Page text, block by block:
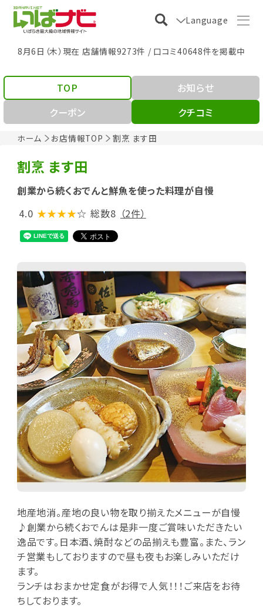
Language
8月6日（木）現在 店舗情報9273件 / 口コミ40648件を掲載中
ホーム お店情報TOP 割烹 ます田
TOP
お知らせ
クーポン
クチコミ
割烹 ます田
創業から続くおでんと鮮魚を使った料理が自慢
4.0 ★★★★☆ 総数8 （2件）
地産地消。産地の良い物を取り揃えたメニューが自慢
♪創業から続くおでんは是非一度ご賞味いただきたい
逸品です。日本酒、焼酎などの品揃えも豊富。また、ラン
チ営業もしておりますので昼も夜もお楽しみいただけ
ます。
ランチはおまかせ定食がお得で人気！！！ご来店をお待
ちしております。